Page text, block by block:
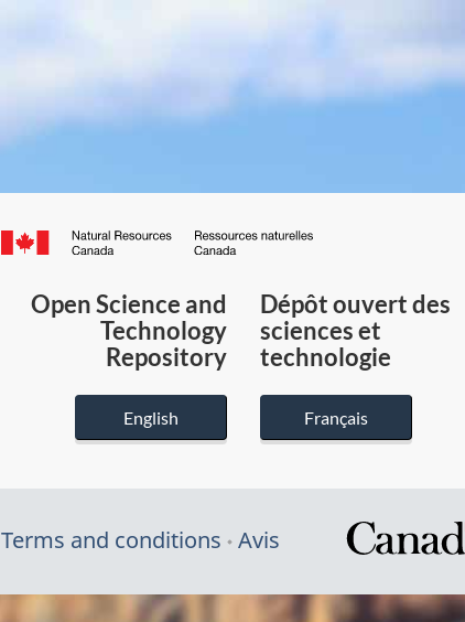
Canada.ca
du
Canada
Open Science and
Technology
Repository
English
Dépôt ouvert des
sciences et
technologie
Français
Terms and conditions Avis